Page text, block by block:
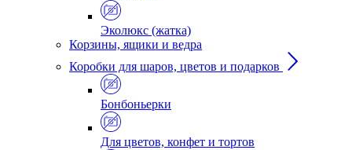
Эколюкс (жатка)
Корзины, ящики и ведра
Коробки для шаров, цветов и подарков
Бонбоньерки
Для цветов, конфет и тортов